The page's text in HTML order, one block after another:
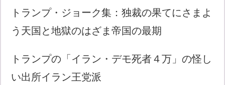
トランプ・ジョーク集：独裁の果てにさまよ
う天国と地獄のはざま帝国の最期
トランプの「イラン・デモ死者４万」の怪し
い出所イラン王党派